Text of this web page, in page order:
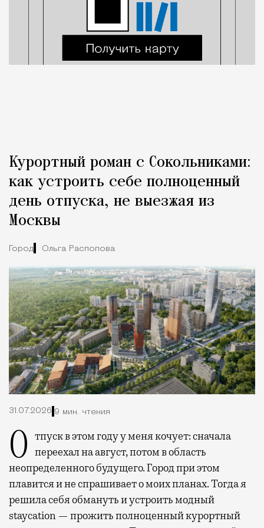
Курортный роман с Сокольниками:
как устроить себе полноценный
день отпуска, не выезжая из
Москвы
Город Ольга Распопова
31.07.2026 9 мин. чтения
Отпуск в этом году у меня кочует: сначала переехал на август, потом в область
неопределенного будущего. Город при этом
плавится и не спрашивает о моих планах. Тогда я
решила себя обмануть и устроить модный
staycation — прожить полноценный курортный